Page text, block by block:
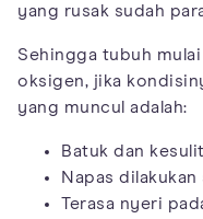
yang rusak sudah
Sehingga tubuh
oksigen, jika
yang muncul adalah:
Batuk dan
Napas
Terasa nyeri